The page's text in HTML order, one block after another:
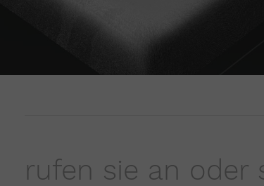
rufen sie an oder